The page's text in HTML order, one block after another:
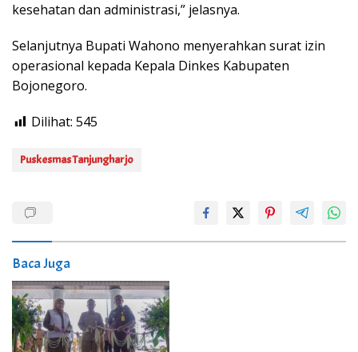
kesehatan dan administrasi,” jelasnya.
Selanjutnya Bupati Wahono menyerahkan surat izin
operasional kepada Kepala Dinkes Kabupaten
Bojonegoro.
Dilihat: 545
Puskesmas Tanjungharjo
Baca Juga